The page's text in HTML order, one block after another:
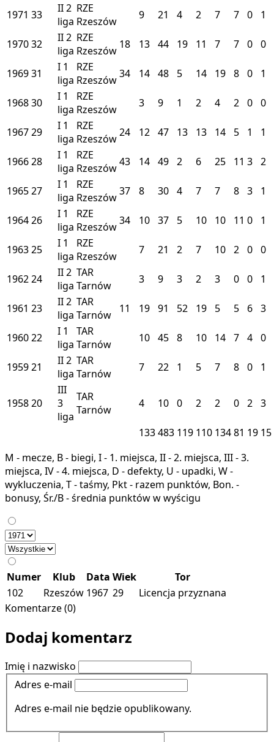
1971 33 II2
liga
RZE
Rzeszów
9 21 4 2 7 7 0 1
197032 II2
liga
RZE
Rzeszów 18 13 44 19 11 7 7 0 0
196931 I 1
liga
RZE
Rzeszów34 14 48 5 14 19 8 0 1
196830 I 1
liga
RZE
Rzeszów
3 9 1 2 4 2 0 0
196729 I 1
liga
RZE
Rzeszów24 12 47 13 13 14 5 1 1
196628 I 1
liga
RZE
Rzeszów43 14 49 2 6 25 11 3 2
196527 I 1
liga
RZE
Rzeszów37 8 30 4 7 7 8 3 1
196426 I 1
liga
RZE
Rzeszów34 10 37 5 10 10 11 0 1
196325 I 1
liga
RZE
Rzeszów
7 21 2 7 10 2 0 0
196224 II2
liga
TAR
Tarnów
3 9 3 2 3 0 0 1
1961 23 II2
liga
TAR
Tarnów
11 19 91 52 19 5 5 6 3
196022 I 1
liga
TAR
Tarnów
10 45 8 10 14 7 4 0
195921 II2
liga
TAR
Tarnów
7 22 1 5 7 8 0 1
195820
III
3
liga
TAR
Tarnów
4 10 0 2 2 0 2 3
133483 119 110 13481 19 15
M - mecze, B - biegi, I - 1. miejsca, II - 2. miejsca, III - 3.
miejsca, IV - 4. miejsca, D - defekty, U - upadki, W -
wykluczenia, T - taśmy, Pkt - razem punktów, Bon. -
bonusy, Śr./B - średnia punktów w wyścigu
Numer Klub Data Wiek
Tor
102
Rzeszów 1967 29
Licencja przyznana
Komentarze (0)
Dodaj komentarz
Imię i nazwisko
Adres e-mail
Adres e-mail nie będzie opublikowany.